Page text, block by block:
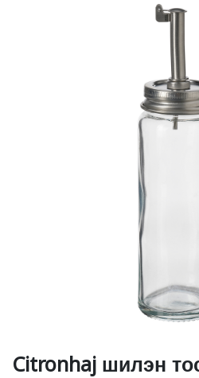
Citronhaj шилэн